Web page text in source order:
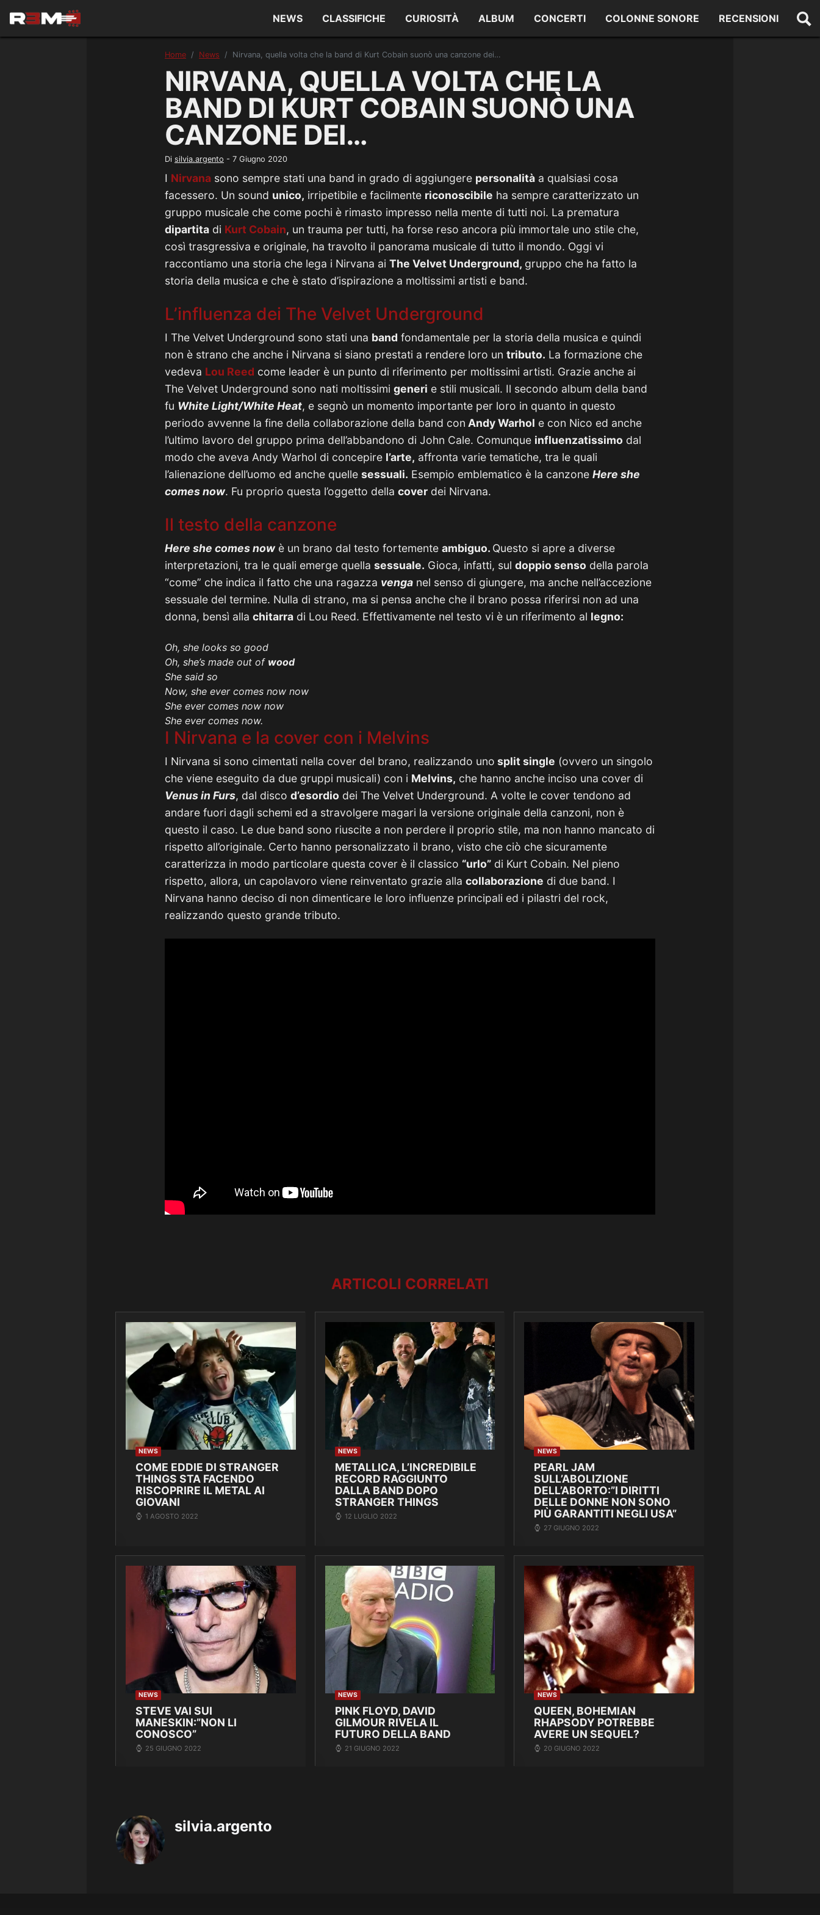
NEWS CLASSIFICHE CURIOSITÀ ALBUM CONCERTI COLONNE SONORE RECENSIONI
Home News Nirvana, quella volta che la band di Kurt Cobain suonò una canzone dei…
NIRVANA, QUELLA VOLTA CHE LA
BAND DI KURT COBAIN SUONÒ UNA
CANZONE DEI…
Di silvia.argento - 7 Giugno 2020
I Nirvana sono sempre stati una band in grado di aggiungere personalità a qualsiasi cosa
facessero. Un sound unico, irripetibile e facilmente riconoscibile ha sempre caratterizzato un
gruppo musicale che come pochi è rimasto impresso nella mente di tutti noi. La prematura
dipartita di Kurt Cobain, un trauma per tutti, ha forse reso ancora più immortale uno stile che,
così trasgressiva e originale, ha travolto il panorama musicale di tutto il mondo. Oggi vi
raccontiamo una storia che lega i Nirvana ai The Velvet Underground, gruppo che ha fatto la
storia della musica e che è stato d’ispirazione a moltissimi artisti e band.
L’influenza dei The Velvet Underground
I The Velvet Underground sono stati una band fondamentale per la storia della musica e quindi
non è strano che anche i Nirvana si siano prestati a rendere loro un tributo. La formazione che
vedeva Lou Reed come leader è un punto di riferimento per moltissimi artisti. Grazie anche ai
The Velvet Underground sono nati moltissimi generi e stili musicali. Il secondo album della band
fu White Light/White Heat, e segnò un momento importante per loro in quanto in questo
periodo avvenne la fine della collaborazione della band con Andy Warhol e con Nico ed anche
l’ultimo lavoro del gruppo prima dell’abbandono di John Cale. Comunque influenzatissimo dal
modo che aveva Andy Warhol di concepire l’arte, affronta varie tematiche, tra le quali
l’alienazione dell’uomo ed anche quelle sessuali. Esempio emblematico è la canzone Here she
comes now. Fu proprio questa l’oggetto della cover dei Nirvana.
Il testo della canzone
Here she comes nowè un brano dal testo fortemente ambiguo. Questo si apre a diverse
interpretazioni, tra le quali emerge quella sessuale. Gioca, infatti, sul doppio senso della parola
“come” che indica il fatto che una ragazza venga nel senso di giungere, ma anche nell’accezione
sessuale del termine. Nulla di strano, ma si pensa anche che il brano possa riferirsi non ad una
donna, bensì alla chitarra di Lou Reed. Effettivamente nel testo vi è un riferimento al legno:
Oh, she looks so good
Oh, she’s made out of wood
She said so
Now, she ever comes now now
She ever comes now now
She ever comes now.
I Nirvana e la cover con i Melvins
I Nirvana si sono cimentati nella cover del brano, realizzando uno split single (ovvero un singolo
che viene eseguito da due gruppi musicali) con i Melvins, che hanno anche inciso una cover di
Venus in Furs, dal disco d’esordio dei The Velvet Underground. A volte le cover tendono ad
andare fuori dagli schemi ed a stravolgere magari la versione originale della canzoni, non è
questo il caso. Le due band sono riuscite a non perdere il proprio stile, ma non hanno mancato di
rispetto all’originale. Certo hanno personalizzato il brano, visto che ciò che sicuramente
caratterizza in modo particolare questa cover è il classico “urlo” di Kurt Cobain. Nel pieno
rispetto, allora, un capolavoro viene reinventato grazie alla collaborazione di due band. I
Nirvana hanno deciso di non dimenticare le loro influenze principali ed i pilastri del rock,
realizzando questo grande tributo.
ARTICOLI CORRELATI
NEWS
COME EDDIE DI STRANGER
THINGS STA FACENDO
RISCOPRIRE IL METAL AI
GIOVANI
1 AGOSTO 2022
NEWS
METALLICA, L’INCREDIBILE
RECORD RAGGIUNTO
DALLA BAND DOPO
STRANGER THINGS
12 LUGLIO 2022
NEWS
PEARL JAM
SULL’ABOLIZIONE
DELL’ABORTO:”I DIRITTI
DELLE DONNE NON SONO
PIÙ GARANTITI NEGLI USA”
27 GIUGNO 2022
NEWS
STEVE VAI SUI
MANESKIN:”NON LI
CONOSCO”
25 GIUGNO 2022
NEWS
PINK FLOYD, DAVID
GILMOUR RIVELA IL
FUTURO DELLA BAND
21 GIUGNO 2022
NEWS
QUEEN, BOHEMIAN
RHAPSODY POTREBBE
AVERE UN SEQUEL?
20 GIUGNO 2022
silvia.argento